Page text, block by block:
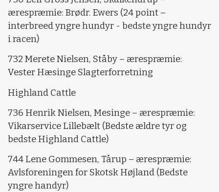
ærespræmie: Brødr. Ewers (24 point –
interbreed yngre hundyr - bedste yngre hundyr
i racen)
732 Merete Nielsen, Ståby – ærespræmie:
Vester Hæsinge Slagterforretning
Highland Cattle
736 Henrik Nielsen, Mesinge – ærespræmie:
Vikarservice Lillebælt (Bedste ældre tyr og
bedste Highland Cattle)
744 Lene Gommesen, Tårup – ærespræmie:
Avlsforeningen for Skotsk Højland (Bedste
yngre handyr)